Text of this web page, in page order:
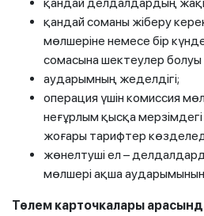
қандай делдалдардың
қандай соманы жіберу
мөлшеріне немесе бір
сомасына шектеулер болуы
аударымның жеделдігі;
операция үшін комиссия
неғұрлым қысқа
жоғары тарифтер
жөнелтуші ел –
мөлшері ақша
Төлем карточкалары